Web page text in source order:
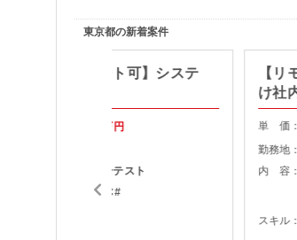
東京都の新着案件
【C#/Java/リモート可】システ
万円
基本設計～総合テスト
Java , .NET , C#
【リ
け社
単 価：
勤務地
内 容：
スキル